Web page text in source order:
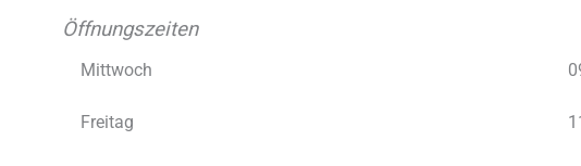
Öffnungszeiten
Mittwoch
Freitag